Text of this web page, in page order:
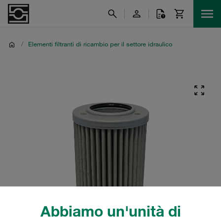
Abbiamo un'unità di
/ Elementi filtranti di ricambio per il settore idraulico